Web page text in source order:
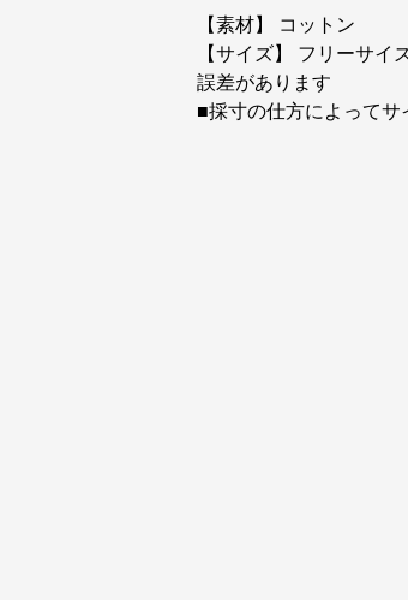
【素材】 コットン
【サイズ】 フリーサ
誤差があります
■採寸の仕方によってサ